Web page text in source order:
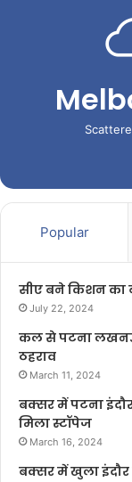
Popular
सीए बने किशन का
July 22, 2024
कल से पटना लखनऊ
ठहराव
March 11, 2024
बक्सर में पटना
मिला स्टॉपेज
March 16, 2024
बक्सर में खुला